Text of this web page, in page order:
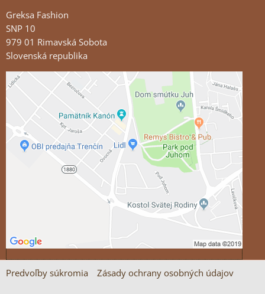
Greksa Fashion
SNP 10
979 01 Rimavská Sobota
Slovenská republika
Externý obsah je blokovaný Voľbami súkromia
Prajete si načítať externý obsah?
Povoliť tentokrát
Povoliť a zapamätať - súhlas s druhom cookie:
Funkčné
Otvoriť obsah v novom okne
Predvoľby súkromia Zásady ochrany osobných údajov